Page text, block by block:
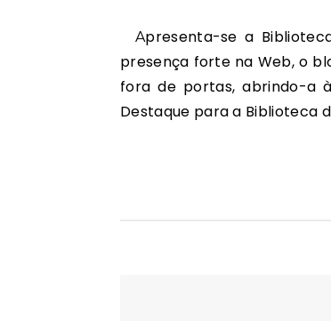
Apresenta-se a Biblioteca Escolar do Agrupamento de Escolas de Constância. Com
presença forte na Web, o
fora de portas, abrindo-a
Destaque para a Biblioteca